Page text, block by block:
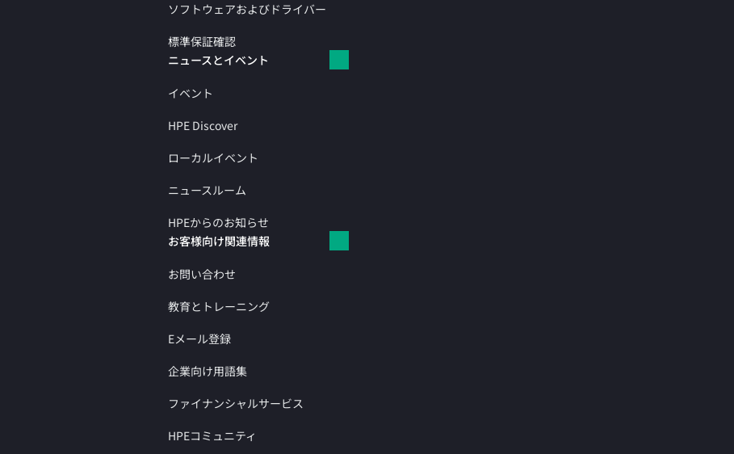
ソフトウェアおよびドライバー
標準保証確認
ニュースとイベント
イベント
HPE Discover
ローカルイベント
ニュースルーム
HPEからのお知らせ
お客様向け関連情報
お問い合わせ
教育とトレーニング
Eメール登録
企業向け用語集
ファイナンシャルサービス
HPEコミュニティ